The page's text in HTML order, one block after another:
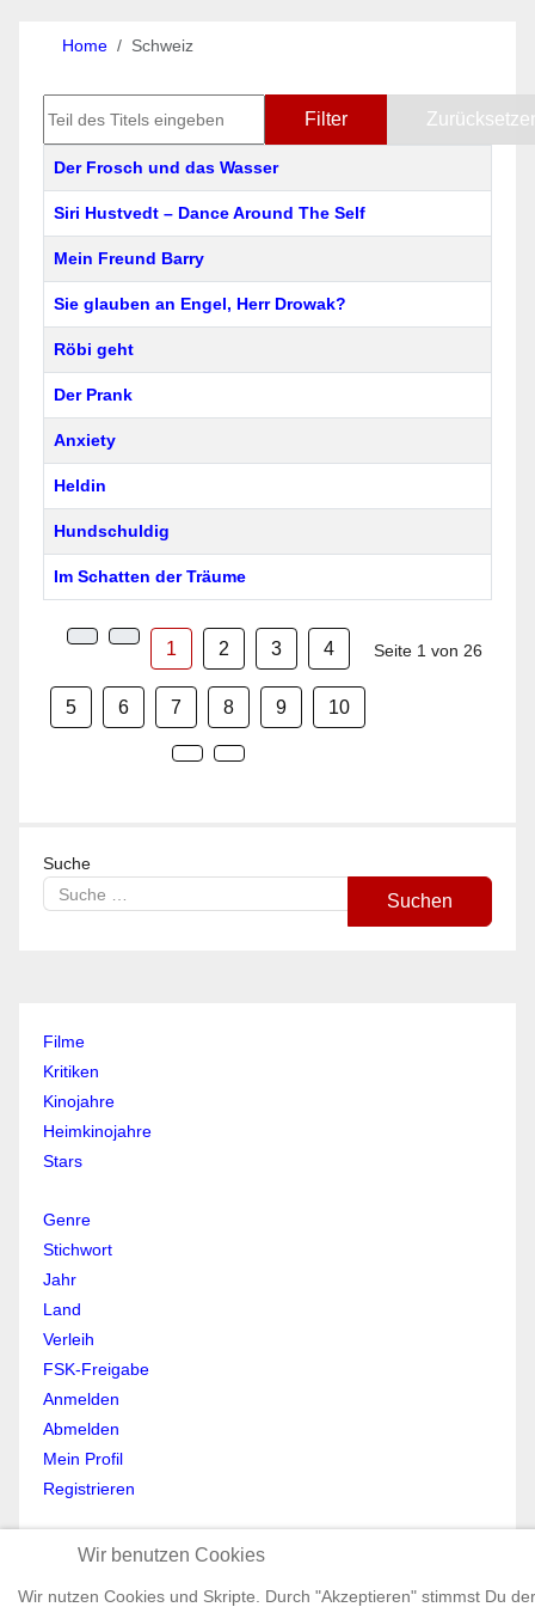
Home Schweiz
Filter
Titel
Der Frosch und das Wasser
Siri Hustvedt – Dance Around The Self
Mein Freund Barry
Sie glauben an Engel, Herr Drowak?
Röbi geht
Der Prank
Anxiety
Heldin
Hundschuldig
Im Schatten der Träume
Seite 1 von 26
1 2 3 4
5 6 7 8 9 10
Suche
Suchen
Filme
Kritiken
Kinojahre
Heimkinojahre
Stars
Genre
Stichwort
Jahr
Land
Verleih
FSK-Freigabe
Anmelden
Abmelden
Mein Profil
Registrieren
All Rights reserved © Moviewolf 2026
Impressum
Datenschutz
Wir benutzen Cookies
Wir nutzen Cookies und Skripte. Durch "Akzeptieren" stimmst Du der